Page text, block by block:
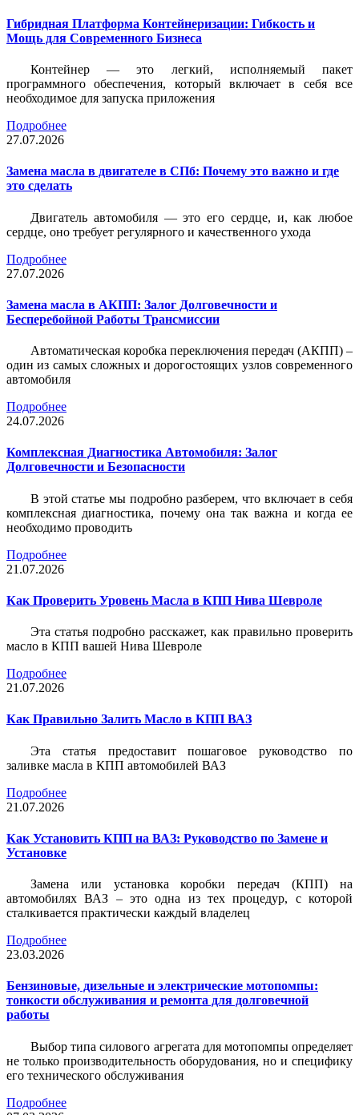
Гибридная Платформа Контейнеризации: Гибкость и
Мощь для Современного Бизнеса
Контейнер — это легкий, исполняемый пакет
программного обеспечения, который включает в себя все
необходимое для запуска приложения
Подробнее
27.07.2026
Замена масла в двигателе в СПб: Почему это важно и где
это сделать
Двигатель автомобиля — это его сердце, и, как любое
сердце, оно требует регулярного и качественного ухода
Подробнее
27.07.2026
Замена масла в АКПП: Залог Долговечности и
Бесперебойной Работы Трансмиссии
Автоматическая коробка переключения передач (АКПП) –
один из самых сложных и дорогостоящих узлов современного
автомобиля
Подробнее
24.07.2026
Комплексная Диагностика Автомобиля: Залог
Долговечности и Безопасности
В этой статье мы подробно разберем, что включает в себя
комплексная диагностика, почему она так важна и когда ее
необходимо проводить
Подробнее
21.07.2026
Как Проверить Уровень Масла в КПП Нива Шевроле
Эта статья подробно расскажет, как правильно проверить
масло в КПП вашей Нива Шевроле
Подробнее
21.07.2026
Как Правильно Залить Масло в КПП ВАЗ
Эта статья предоставит пошаговое руководство по
заливке масла в КПП автомобилей ВАЗ
Подробнее
21.07.2026
Как Установить КПП на ВАЗ: Руководство по Замене и
Установке
Замена или установка коробки передач (КПП) на
автомобилях ВАЗ – это одна из тех процедур, с которой
сталкивается практически каждый владелец
Подробнее
23.03.2026
Бензиновые, дизельные и электрические мотопомпы:
тонкости обслуживания и ремонта для долговечной
работы
Выбор типа силового агрегата для мотопомпы определяет
не только производительность оборудования, но и специфику
его технического обслуживания
Подробнее